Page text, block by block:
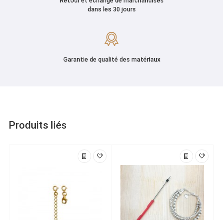
dans les 30 jours
Garantie de qualité des matériaux
Produits liés